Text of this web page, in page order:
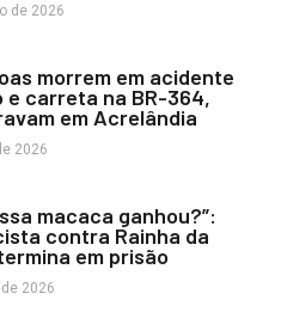
de 2026
morrem em acidente
carreta na BR-364,
em Acrelândia
2026
macaca ganhou?”:
contra Rainha da
em prisão
2026